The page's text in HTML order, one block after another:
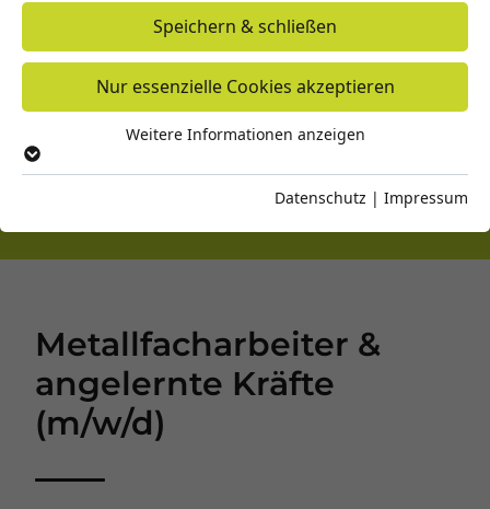
IM RAHMEN UNSERER
EXPANSION SUCHEN WIR
Metallfacharbeiter &
angelernte Kräfte
(m/w/d)
Speichern & schließen
Nur essenzielle Cookies akzeptieren
Weitere Informationen anzeigen
Datenschutz | Impressum